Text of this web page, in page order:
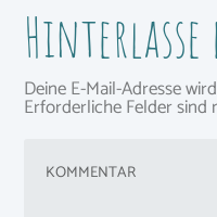
Deine E-Mail-Adresse
Erforderliche Felder